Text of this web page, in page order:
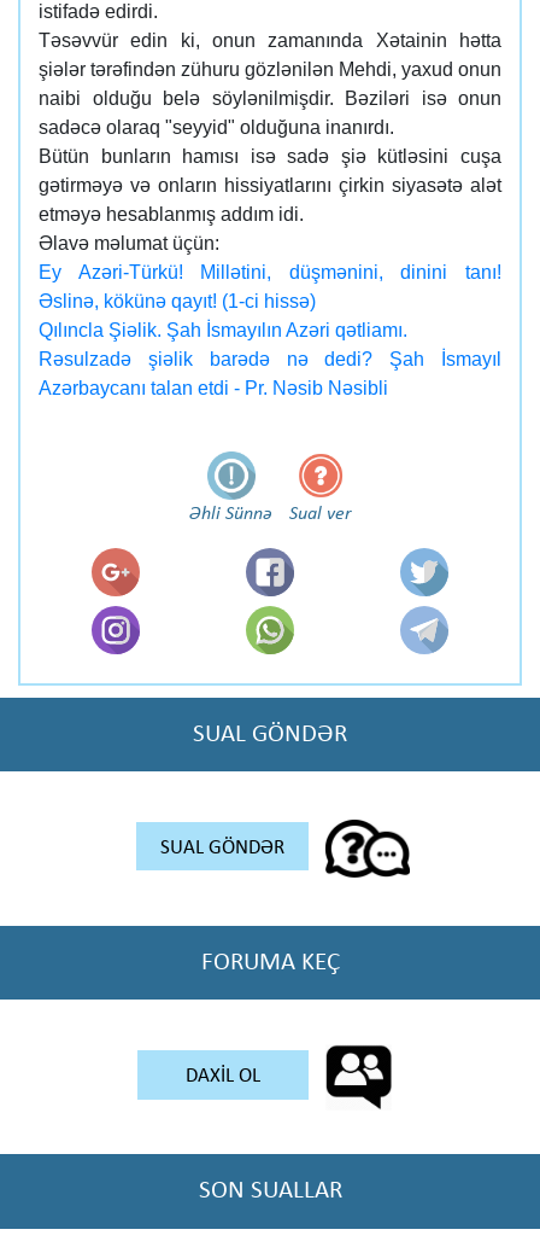
istifadə edirdi.
Təsəvvür edin ki, onun zamanında Xətainin hətta
şiələr tərəfindən zühuru gözlənilən Mehdi, yaxud onun
naibi olduğu belə söylənilmişdir. Bəziləri isə onun
sadəcə olaraq "seyyid" olduğuna inanırdı.
Bütün bunların hamısı isə sadə şiə kütləsini cuşa
gətirməyə və onların hissiyatlarını çirkin siyasətə alət
etməyə hesablanmış addım idi.
Əlavə məlumat üçün:
Ey Azəri-Türkü! Millətini, düşmənini, dinini tanı!
Əslinə, kökünə qayıt! (1-ci hissə)
Qılıncla Şiəlik. Şah İsmayılın Azəri qətliamı.
Rəsulzadə şiəlik barədə nə dedi? Şah İsmayıl
Azərbaycanı talan etdi - Pr. Nəsib Nəsibli
Əhli Sünnə Sual ver
SUAL GÖNDƏR
SUAL GÖNDƏR
FORUMA KEÇ
DAXİL OL
SON SUALLAR